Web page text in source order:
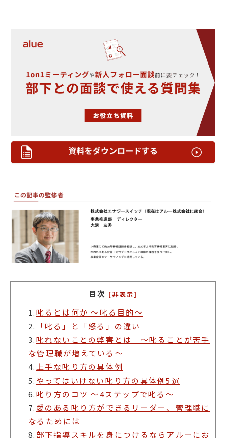
目次 [非表示]
1.叱るとは何か ～叱る目的～
2.
「叱る」と「怒る」の違い
3.叱れないことの弊害とは ～叱ることが苦手
な管理職が増えている～
4. 上手な叱り方の具体例
5. やってはいけない叱り方の具体例5選
6.叱り方のコツ ～4ステップで叱る～
7. 愛のある叱り方ができるリーダー、管理職に
なるためには
8. 部下指導スキルを身につけるならアルーにお